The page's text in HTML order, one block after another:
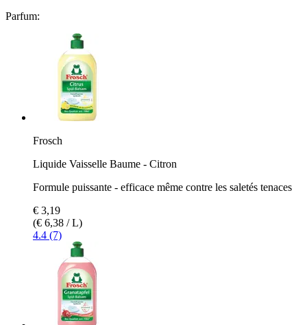
Parfum:
Frosch
Liquide Vaisselle Baume - Citron
Formule puissante - efficace même contre les saletés tenaces
€ 3,19
(€ 6,38 / L)
4.4 (7)